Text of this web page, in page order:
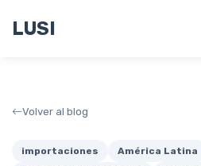
LUSI
Volver al blog
importaciones
América Latina